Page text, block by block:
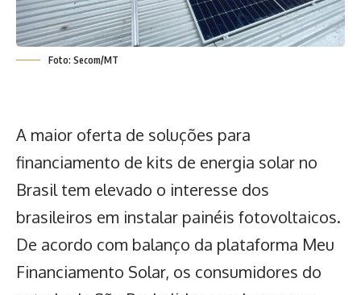
Foto: Secom/MT
A maior oferta de soluções para
financiamento de kits de energia solar no
Brasil tem elevado o interesse dos
brasileiros em instalar painéis fotovoltaicos.
De acordo com balanço da plataforma Meu
Financiamento Solar, os consumidores do